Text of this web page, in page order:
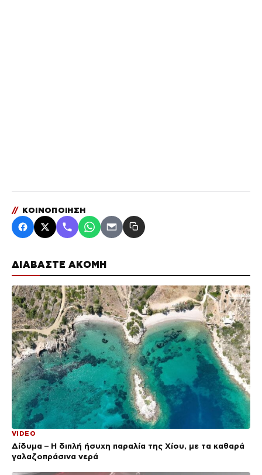
ΔΙΑΒΑΣΤΕ ΑΚΟΜΗ
VIDEO
Δίδυμα – Η διπλή ήσυχη παραλία της Χίου, με τα καθαρά
γαλαζοπράσινα νερά
// ΚΟΙΝΟΠΟΙΗΣΗ